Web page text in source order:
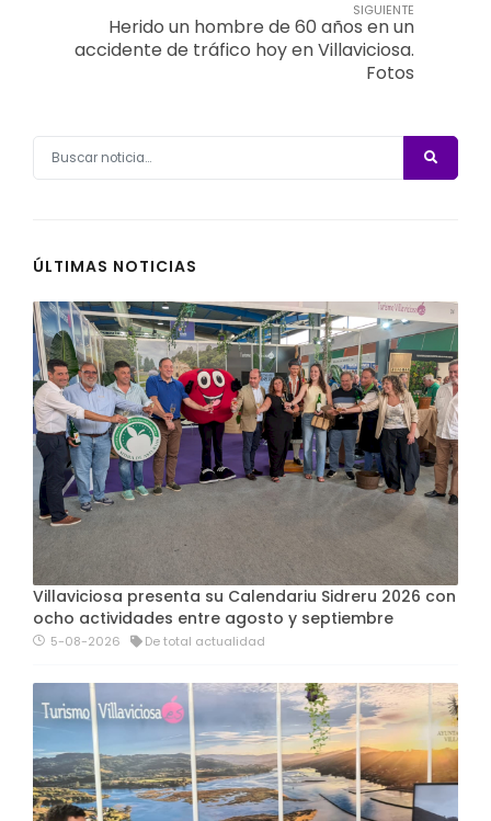
SIGUIENTE
Herido un hombre de 60 años en un
accidente de tráfico hoy en Villaviciosa.
Fotos
ÚLTIMAS NOTICIAS
Villaviciosa presenta su Calendariu Sidreru 2026 con
ocho actividades entre agosto y septiembre
5-08-2026 De total actualidad